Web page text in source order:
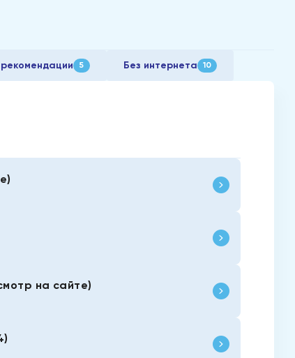
5 Без интернета 10
на сайте)